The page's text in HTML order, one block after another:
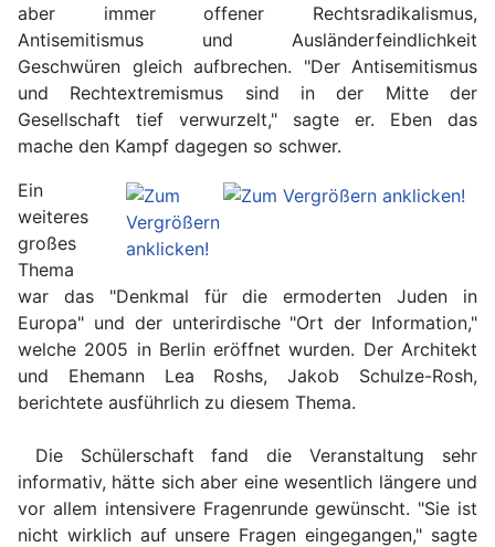
aber immer offener Rechtsradikalismus,
Antisemitismus und Ausländerfeindlichkeit
Geschwüren gleich aufbrechen. "Der Antisemitismus
und Rechtextremismus sind in der Mitte der
Gesellschaft tief verwurzelt," sagte er. Eben das
mache den Kampf dagegen so schwer.
Ein
weiteres
großes
Thema
war das "Denkmal für die ermoderten Juden in
Europa" und der unterirdische "Ort der Information,"
welche 2005 in Berlin eröffnet wurden. Der Architekt
und Ehemann Lea Roshs, Jakob Schulze-Rosh,
berichtete ausführlich zu diesem Thema.
Die Schülerschaft fand die Veranstaltung sehr
informativ, hätte sich aber eine wesentlich längere und
vor allem intensivere Fragenrunde gewünscht. "Sie ist
nicht wirklich auf unsere Fragen eingegangen," sagte